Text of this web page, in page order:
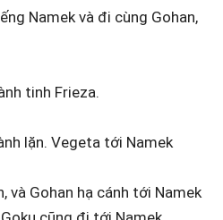
Namek và đi cùng Gohan,
tinh Frieza.
lặn. Vegeta tới Namek
và Gohan hạ cánh tới Namek